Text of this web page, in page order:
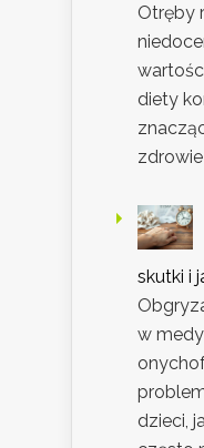
Otręby
diety
zdrowie
skutki i
w
dzieci,